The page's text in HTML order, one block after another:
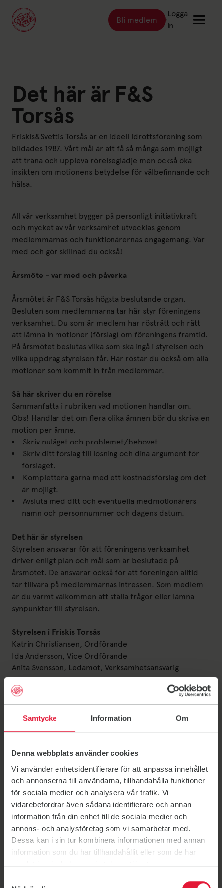
Samtycke Information Om
Denna webbplats använder cookies
Vi använder enhetsidentifierare för att anpassa innehållet
och annonserna till användarna, tillhandahålla funktioner
för sociala medier och analysera vår trafik. Vi
vidarebefordrar även sådana identifierare och annan
information från din enhet till de sociala medier och
annons- och analysföretag som vi samarbetar med.
Dessa kan i sin tur kombinera informationen med annan
information som du har tillhandahållit eller som de har
samlat in när du har använt deras tjänster.
Länk till: Bli medlem
Bli medlem
Logga
in
Länk till: Träningsställen
Träningsställen
Länk till: Priser
Priser
Länk till: Event & kurser
Event & kurser
Länk till: Inspiration
Inspiration
Länk till: Schema
Friskis Sverige
Det här är F&S
Torsås
Friskis&Svettis Torsås är en ideell idrottsförening som
bildades 1987. Vårt mål är att få så många som möjligt
att träna och uppleva rörelseglädje men också öka
insikten om motionens betydelse för välbefinnande och
hälsa.
All vår verksamhet bygger på personligt initiativkraft
och mycket av vår verksamhet utvecklas genom
medlemmarnas och funktionärernas engagemang. Var
med och gör skillnad du också!
Årsmöte - var med och påverka
Årsmötet är F&S Torsås högsta beslutande organ.
Besluten som medlemmarna tar här styr föreningens
verksamhet. Du som är medlem har rösträtt och rätt
att lämna in motioner (förslag) om föreningens framtid.
På årsmötet beslutas vilka som ska ingå i styrelsen och
vilka uppdrag styrelsen får. Här röstar du också om alla
motioner som kommit in från medlemmar.
Så här skriver du en rörelse
Sammanfatta i rubriken vad motionen handlar om.
Obs! Handlar det om flera olika ämnen bör du skriva en
motion per ämne.
Skriv nuläget och problemet/behovet.
Skriv ditt förslag till lösning och dina argument för
förslaget.
Komplettera gärna med ett kostnadsförslag om det
är möjligt.
Avsluta med ditt och eventuella medmotionärers
namn och personnummer och dagens datum.
Det här är styrelsen
Styrelsen ansvarar för att föreningens verksamhet
driver enligt plan och mål som är beslutade på
årsmötet. De ansvarar också för att föreningen alltid
tar tillvara på medlemmarnas intressen. Som medlem
är du varmt välkommen att ställa frågor eller lämna
synpunkter till styrelsen.
Styrelsen i Friskis Torsås
Katrin Christiansen, Ordförande
Ida Andersson, Vice Ordförande
Anita Svensson, Ledamot, Verksamhetsansvarig
Linda Johansson, Ledamot
Liselott Sjöholm, Ledamot
Lisa Klasson, Ledamot
Ann Lind, Ledamot
Monica Larsson, Suppleant
Det här är valberedningen
Valberedningens uppgift är att föreslå kandidater till
kommande års styrelse. Valberedningen väljs av
medlemmarna på årsmötet.
Valberedningen i Friskis Torsås
Marianne Larsson
Eva-Lill Jakobsson